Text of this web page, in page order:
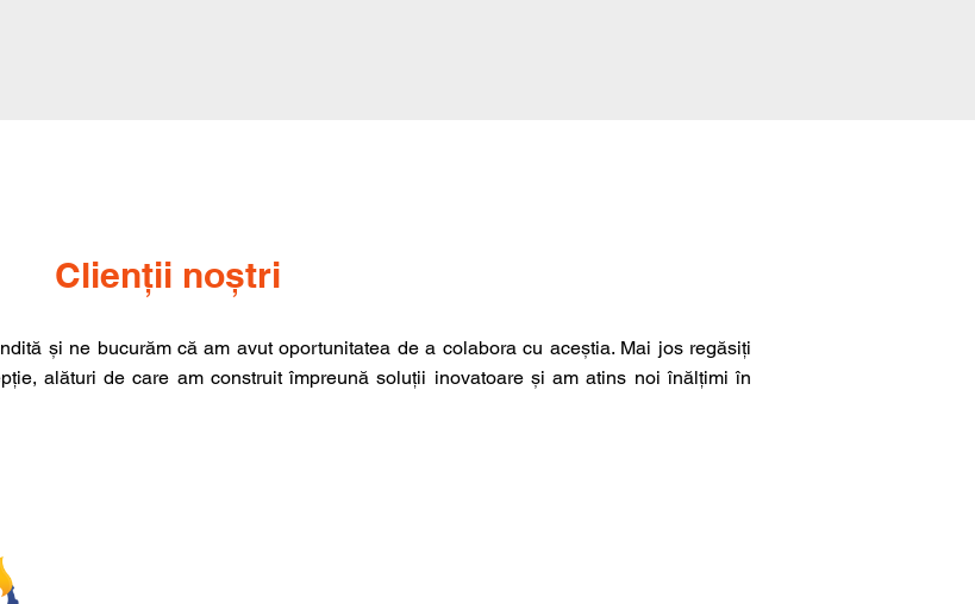
Clienții noștri
și ne bucurăm că am avut oportunitatea de a colabora cu aceștia. Mai jos regăsiți
alături de care am construit împreună soluții inovatoare și am atins noi înălțimi în